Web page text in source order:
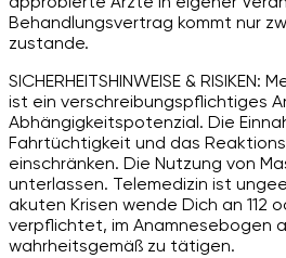
Behandlungsvertrag kommt nur
zustande.
SICHERHEITSHINWEISE &
ist ein verschreibungspflichtiges
Abhängigkeitspotenzial. Die
Fahrtüchtigkeit und das
einschränken. Die Nutzung von
unterlassen. Telemedizin ist
akuten Krisen wende Dich an 112
verpflichtet, im Anamnesebogen
wahrheitsgemäß zu tätigen.